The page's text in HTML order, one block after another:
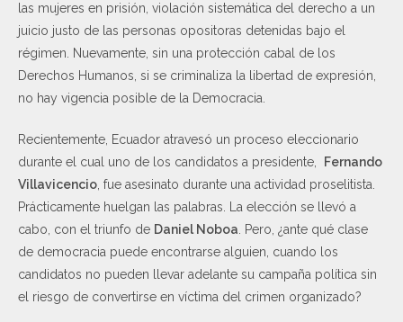
las mujeres en prisión, violación sistemática del derecho a un
juicio justo de las personas opositoras detenidas bajo el
régimen. Nuevamente, sin una protección cabal de los
Derechos Humanos, si se criminaliza la libertad de expresión,
no hay vigencia posible de la Democracia.
Recientemente, Ecuador atravesó un proceso eleccionario
durante el cual uno de los candidatos a presidente,
Fernando
Villavicencio , fue asesinato durante una actividad proselitista.
Prácticamente huelgan las palabras. La elección se llevó a
cabo, con el triunfo de Daniel Noboa . Pero, ¿ante qué clase
de democracia puede encontrarse alguien, cuando los
candidatos no pueden llevar adelante su campaña política sin
el riesgo de convertirse en víctima del crimen organizado?